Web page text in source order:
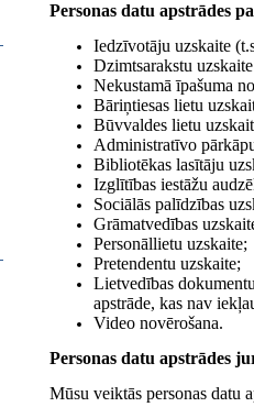
Personas datu apstrādes
Iedzīvotāju uzskaite
Dzimtsarakstu
Nekustamā īpašuma
Bāriņtiesas lietu
Būvvaldes lietu
Administratīvo
Bibliotēkas lasītāju
Izglītības iestāžu
Sociālās palīdzības
Grāmatvedības
Personāllietu uzskaite;
Pretendentu uzskaite;
Lietvedības
apstrāde, kas nav
Video novērošana.
Personas datu apstrādes
Mūsu veiktās personas datu